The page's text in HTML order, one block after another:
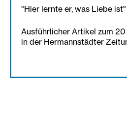
"Hier lernte er, was Liebe ist"
Ausführlicher Artikel zum
in der Hermannstädter